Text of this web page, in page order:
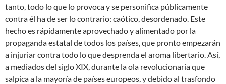
tanto, todo lo que lo provoca y se personifica públicamente
contra él ha de ser lo contrario: caótico, desordenado. Este
hecho es rápidamente aprovechado y alimentado por la
propaganda estatal de todos los países, que pronto empezarán
a injuriar contra todo lo que desprenda el aroma libertario. Así,
a mediados del siglo XIX, durante la ola revolucionaria que
salpica a la mayoría de países europeos, y debido al trasfondo